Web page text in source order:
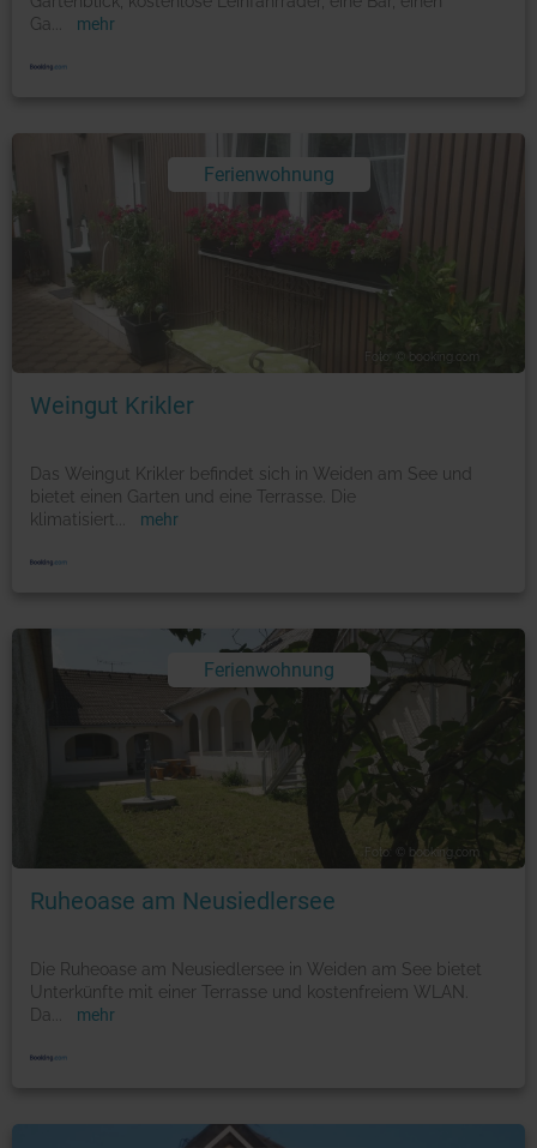
Ga
mehr
Ferienwohnung
Foto: © booking.com
Weingut Krikler
Das Weingut Krikler befindet sich in Weiden am See und
bietet einen Garten und eine Terrasse. Die
klimatisiert
mehr
Ferienwohnung
Foto: © booking.com
Ruheoase am Neusiedlersee
Die Ruheoase am Neusiedlersee in Weiden am See bietet
Unterkünfte mit einer Terrasse und kostenfreiem WLAN.
Da
mehr